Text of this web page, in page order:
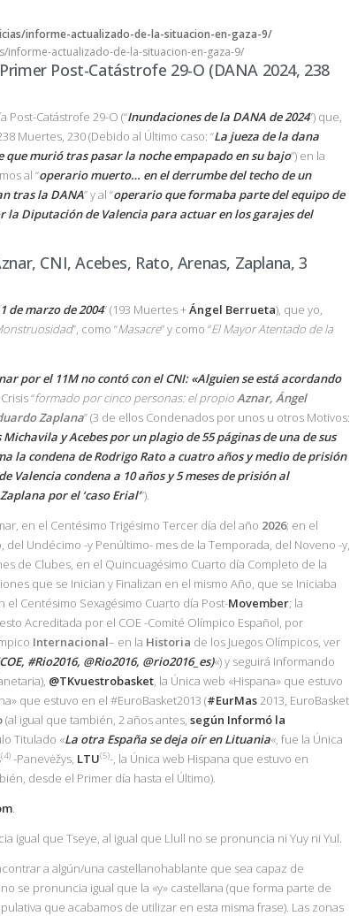
informe-actualizado-de-la-situacion-en-gaza-9/
Post-Catástrofe 29-O (DANA 2024, 238
Post-Catástrofe 29-O (“Inundaciones de la DANA de 2024”) que,
Muertes, 230 (Debido al Último caso: “La jueza de la dana
murió tras pasar la noche empapado en su bajo”) en la
al “operario muerto… en el derrumbe del techo de un
tras la DANA” y al “operario que formaba parte del equipo de
Diputación de Valencia para actuar en los garajes del
CNI, Acebes, Rato, Arenas, Zaplana, 3
de marzo de 2004” (193 Muertes +Ángel Berrueta), que yo,
”, como “Masacre” y como “El Mayor Atentado de la
por el 11M no contó con el CNI: «Alguien se está acordando
“formado por cinco personas: el propioAznar, Ángel
Zaplana” (3 de ellos Condenados por unos u otros Motivos:
y Acebes por un plagio de 55 páginas de una de sus
la condena de Rodrigo Rato a cuatro años y medio de prisión
Valencia condena a 10 años y 5 meses de prisión al
por el ‘caso Erial’”).
en el Centésimo Trigésimo Tercer día del año 2026; en el
del Undécimo -y Penúltimo- mes de la Temporada, del Noveno -y,
de Clubes, en el Quincuagésimo Cuarto día Completo de la
que se Inician y Finalizan en el mismo Año, que se Iniciaba
el Centésimo Sexagésimo Cuarto día Post-Movember; la
Acreditada por el COE -Comité Olímpico Español, por
Internacional– en la Historia de los Juegos Olímpicos, ver
#Rio2016, @Rio2016, @rio2016_es)«) y seguirá Informando
@TKvuestrobasket, la Única web «Hispana» que estuvo
que estuvo en el #EuroBasket2013 (#EurMas2013, EuroBasket
(al igual que también, 2 años antes, según Informó la
Titulado «La otra España se deja oír en Lituania«, fue la Única
(4) -Panevėžys, LTU(5)-, la Única web Hispana que estuvo en
desde el Primer día hasta el Último).
.
igual que Tseye, al igual que Llull no se pronuncia ni Yuy ni Yul.
a algún/una castellanohablante que sea capaz de
se pronuncia igual que la «y» castellana (que forma parte de
que acabamos de utilizar en esta misma frase). Las zonas